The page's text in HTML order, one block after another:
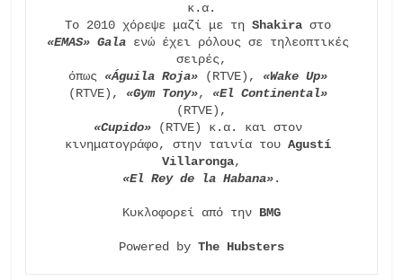
κ.α.
To 2010 χόρεψε μαζί με τη Shakira
στο
«EMAS» Gala ενώ έχει ρόλους σε τηλεοπτικές
σειρές,
όπως «Águila Roja» (RTVE), «Wake Up»
(RTVE), «Gym Tony», «El Continental»
«Cupido» (RTVE) κ.α. και στον
κινηματογράφο, στην ταινία του Agustí
Villaronga
«El Rey de la Habana».
Κυκλοφορεί από την BMG
Powered by The Hubsters